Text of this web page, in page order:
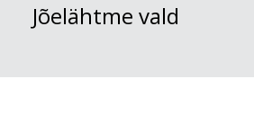
Jõelähtme vald